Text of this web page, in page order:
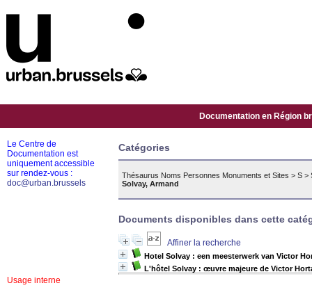
Documentation en Région
Catégories
Thésaurus Noms Personnes Monuments et Sites > S >
Solvay, Armand
Documents disponibles dans cette
Affiner la recherche
Hotel Solvay : een meesterwerk van Victor
L'hôtel Solvay : œuvre majeure de Victor
Le Centre de
Documentation est
uniquement accessible
sur rendez-vous :
doc@urban.brussels
Usage interne